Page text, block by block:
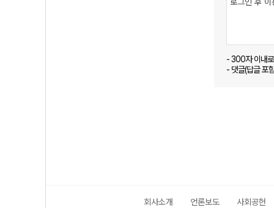
- 300자 이내
- 댓글(답글 포
회사소개 언론보도 사회공헌